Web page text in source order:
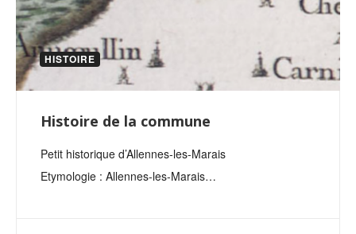
HISTOIRE
Histoire de la commune
Petit historique d’Allennes-les-Marais
Etymologie : Allennes-les-Marais…